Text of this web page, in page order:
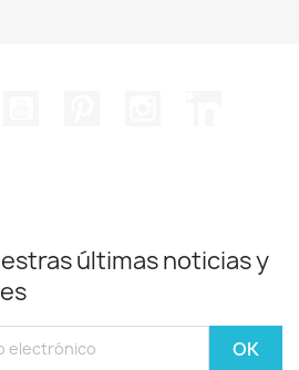
últimas noticias y